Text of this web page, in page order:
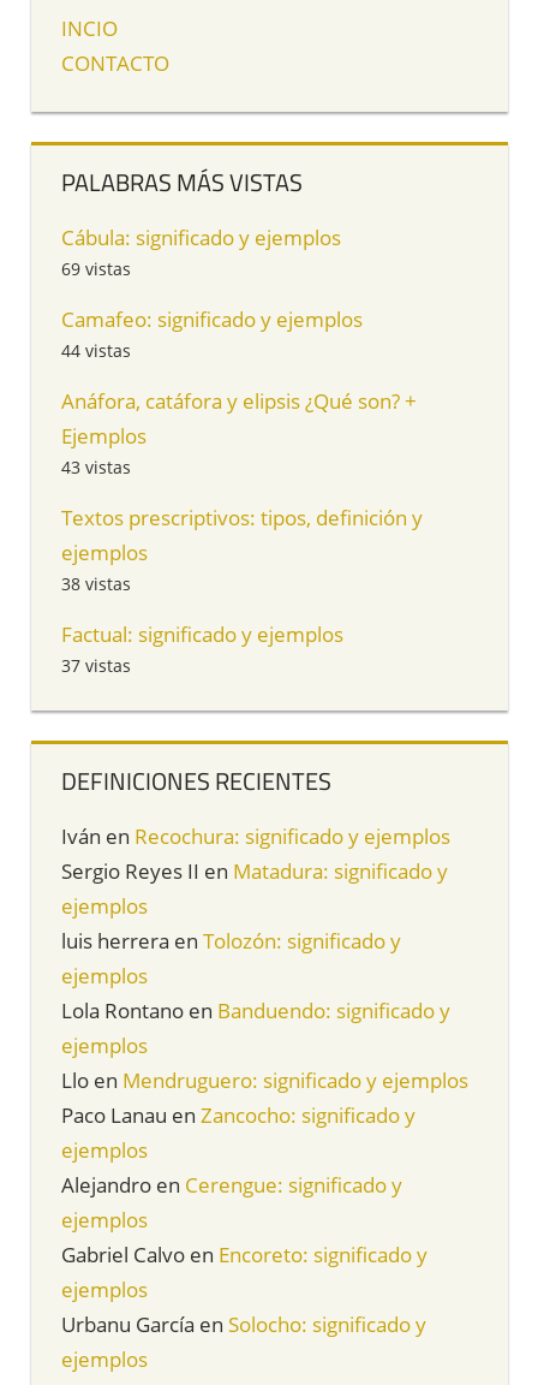
INCIO
CONTACTO
PALABRAS MÁS VISTAS
Cábula: significado y ejemplos
69 vistas
Camafeo: significado y ejemplos
44 vistas
Anáfora, catáfora y elipsis ¿Qué son? +
Ejemplos
43 vistas
Textos prescriptivos: tipos, definición y
ejemplos
38 vistas
Factual: significado y ejemplos
37 vistas
DEFINICIONES RECIENTES
Iván en Recochura: significado y ejemplos
Sergio Reyes II en Matadura: significado y
ejemplos
luis herrera en Tolozón: significado y
ejemplos
Lola Rontano en Banduendo: significado y
ejemplos
Llo en Mendruguero: significado y ejemplos
Paco Lanau en Zancocho: significado y
ejemplos
Alejandro en Cerengue: significado y
ejemplos
Gabriel Calvo en Encoreto: significado y
ejemplos
Urbanu García en Solocho: significado y
ejemplos